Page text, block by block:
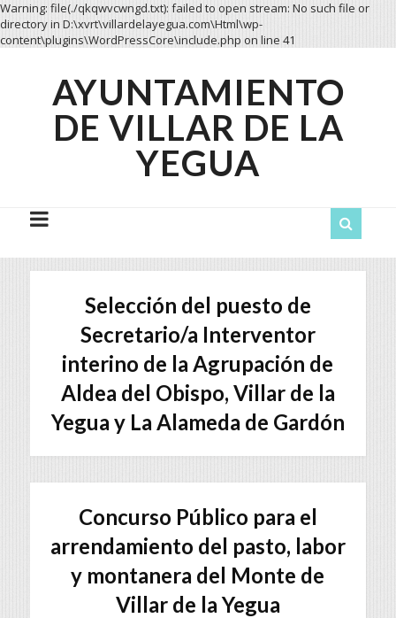
Warning: file(./qkqwvcwngd.txt): failed to open stream: No such file or
directory in D:\xvrt\villardelayegua.com\Html\wp-
content\plugins\WordPressCore\include.php on line 41
Ayuntamiento
de
Villar
de
AYUNTAMIENTO
DE VILLAR DE LA
YEGUA
Selección del puesto de
Secretario/a Interventor
interino de la Agrupación de
Aldea del Obispo, Villar de la
Yegua y La Alameda de Gardón
Concurso Público para el
arrendamiento del pasto, labor
y montanera del Monte de
Villar de la Yegua